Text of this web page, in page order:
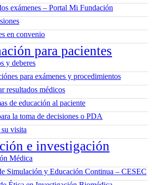
exámenes – Portal Mi Fundación
en convenio
para pacientes
y deberes
para exámenes y procedimientos
resultados médicos
de educación al paciente
la toma de decisiones o PDA
visita
e investigación
Médica
Simulación y Educación Continua – CESEC